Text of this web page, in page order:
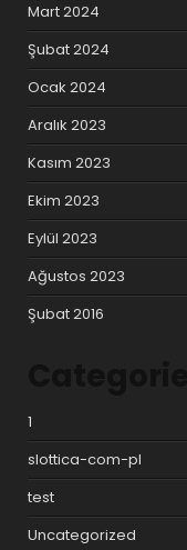
Mart 2024
Şubat 2024
Ocak 2024
Aralık 2023
Kasım 2023
Ekim 2023
Eylül 2023
Ağustos 2023
Şubat 2016
1
slottica-com-pl
test
Uncategorized